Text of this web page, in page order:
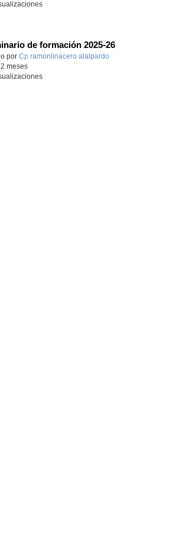
de formación 2025-26
por Cp ramonlinacero alalpardo-
meses